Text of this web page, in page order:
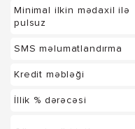
Minimal ilkin mədaxil ilə
pulsuz
SMS məlumatlandırma
Kredit məbləği
İllik % dərəcəsi